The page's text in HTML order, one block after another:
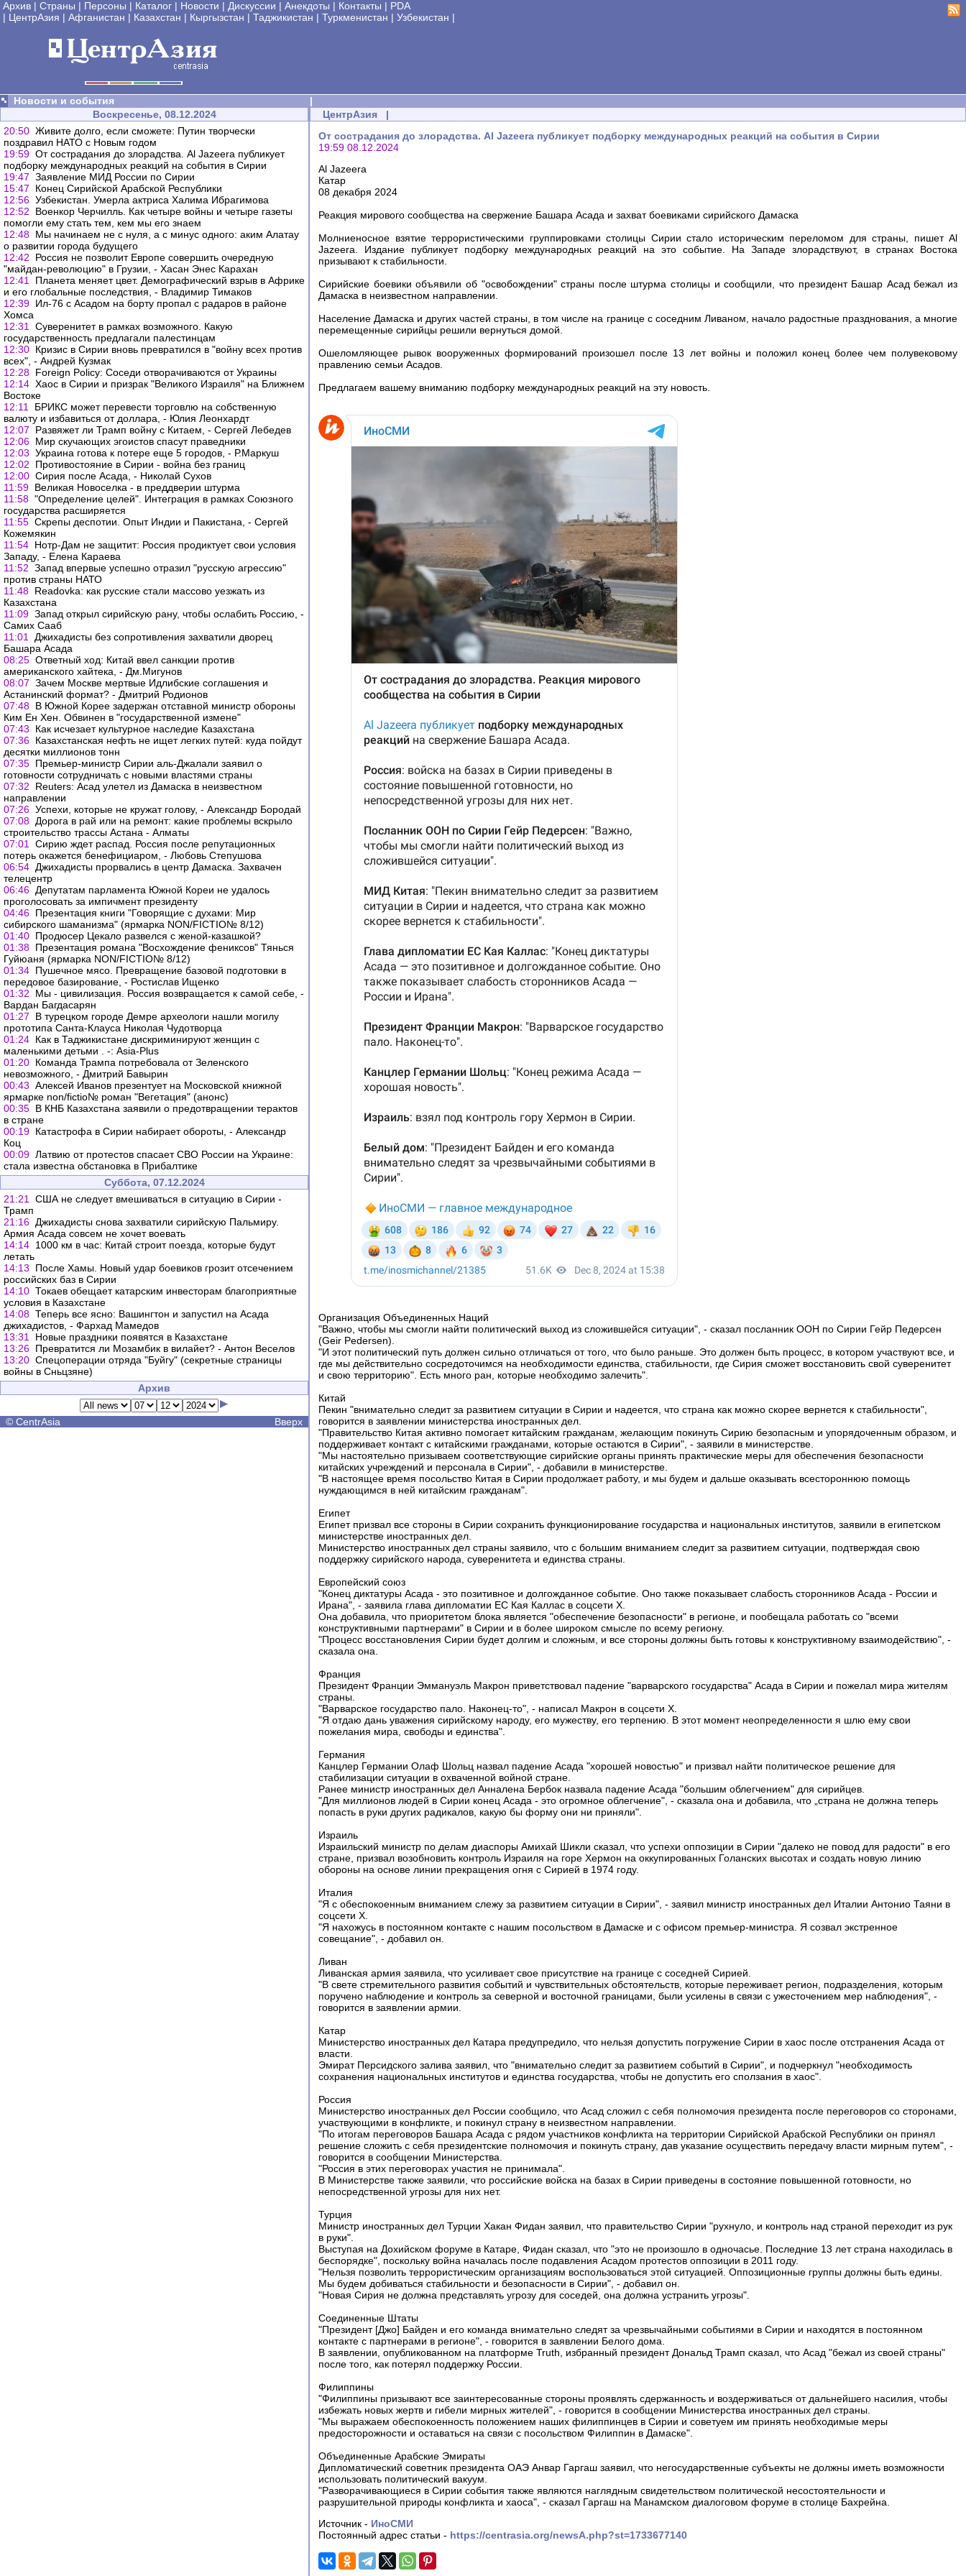
Архив | Страны | Персоны | Каталог | Новости | Дискуссии | Анекдоты | Контакты | PDA
| ЦентрАзия | Афганистан | Казахстан | Кыргызстан | Таджикистан | Туркменистан | Узбекистан |
Новости и события
|
Воскресенье, 08.12.2024
20:50 Живите долго, если сможете: Путин творчески
поздравил НАТО с Новым годом
19:59 От сострадания до злорадства. Al Jazeera публикует
подборку международных реакций на события в Сирии
19:47 Заявление МИД России по Сирии
15:47
Конец Сирийской Арабской Республики
12:56 Узбекистан. Умерла актриса Халима Ибрагимова
12:52
Военкор Черчилль. Как четыре войны и четыре газеты
помогли ему стать тем, кем мы его знаем
12:48 Мы начинаем не с нуля, а с минус одного: аким Алатау
о развитии города будущего
12:42
Россия не позволит Европе совершить очередную
"майдан-революцию" в Грузии, - Хасан Энес Карахан
12:41
Планета меняет цвет. Демографический взрыв в Африке
и его глобальные последствия, - Владимир Тимаков
12:39 Ил-76 с Асадом на борту пропал с радаров в районе
Хомса
12:31
Суверенитет в рамках возможного. Какую
государственность предлагали палестинцам
12:30 Кризис в Сирии вновь превратился в "войну всех против
всех", - Андрей Кузмак
12:28 Foreign Policy: Соседи отворачиваются от Украины
12:14 Хаос в Сирии и призрак "Великого Израиля" на Ближнем
Востоке
12:11
БРИКС может перевести торговлю на собственную
валюту и избавиться от доллара, - Юлия Леонхардт
12:07
Развяжет ли Трамп войну с Китаем, - Сергей Лебедев
12:06 Мир скучающих эгоистов спасут праведники
12:03 Украина готова к потере еще 5 городов, - Р.Маркуш
12:02
Противостояние в Сирии - война без границ
12:00 Сирия после Асада, - Николай Сухов
11:59 Великая Новоселка - в преддверии штурма
11:58 "Определение целей". Интеграция в рамках Союзного
государства расширяется
11:55 Скрепы деспотии. Опыт Индии и Пакистана, - Сергей
Кожемякин
11:54 Нотр-Дам не защитит: Россия продиктует свои условия
Западу, - Елена Караева
11:52 Запад впервые успешно отразил "русскую агрессию"
против страны НАТО
11:48 Readovka: как русские стали массово уезжать из
Казахстана
11:09 Запад открыл сирийскую рану, чтобы ослабить Россию, -
Самих Сааб
11:01
Джихадисты без сопротивления захватили дворец
Башара Асада
08:25 Ответный ход: Китай ввел санкции против
американского хайтека, - Дм.Мигунов
08:07 Зачем Москве мертвые Идлибские соглашения и
Астанинский формат? - Дмитрий Родионов
07:48 В Южной Корее задержан отставной министр обороны
Ким Ен Хен. Обвинен в "государственной измене"
07:43
Как исчезает культурное наследие Казахстана
07:36 Казахстанская нефть не ищет легких путей: куда пойдут
десятки миллионов тонн
07:35 Премьер-министр Сирии аль-Джалали заявил о
готовности сотрудничать с новыми властями страны
07:32
Reuters: Асад улетел из Дамаска в неизвестном
направлении
07:26 Успехи, которые не кружат голову, - Александр Бородай
07:08 Дорога в рай или на ремонт: какие проблемы вскрыло
строительство трассы Астана - Алматы
07:01
Сирию ждет распад. Россия после репутационных
потерь окажется бенефициаром, - Любовь Степушова
06:54 Джихадисты прорвались в центр Дамаска. Захвачен
телецентр
06:46 Депутатам парламента Южной Кореи не удалось
проголосовать за импичмент президенту
04:46 Презентация книги "Говорящие с духами: Мир
сибирского шаманизма" (ярмарка NON/FICTIO№ 8/12)
01:40 Продюсер Цекало развелся с женой-казашкой?
01:38 Презентация романа "Восхождение фениксов" Тянься
Гуйюаня (ярмарка NON/FICTIO№ 8/12)
01:34 Пушечное мясо. Превращение базовой подготовки в
передовое базирование, - Ростислав Ищенко
01:32
Мы - цивилизация. Россия возвращается к самой себе, -
Вардан Багдасарян
01:27
В турецком городе Демре археологи нашли могилу
прототипа Санта-Клауса Николая Чудотворца
01:24 Как в Таджикистане дискриминируют женщин с
маленькими детьми . -: Asia-Plus
01:20 Команда Трампа потребовала от Зеленского
невозможного, - Дмитрий Бавырин
00:43 Алексей Иванов презентует на Московской книжной
ярмарке non/fictio№ роман "Вегетация" (анонс)
00:35 В КНБ Казахстана заявили о предотвращении терактов
в стране
00:19 Катастрофа в Сирии набирает обороты, - Александр
Коц
00:09 Латвию от протестов спасает СВО России на Украине:
стала известна обстановка в Прибалтике
Суббота, 07.12.2024
21:21
США не следует вмешиваться в ситуацию в Сирии -
Трамп
21:16 Джихадисты снова захватили сирийскую Пальмиру.
Армия Асада совсем не хочет воевать
14:14 1000 км в час: Китай строит поезда, которые будут
летать
14:13
После Хамы. Новый удар боевиков грозит отсечением
российских баз в Сирии
14:10 Токаев обещает катарским инвесторам благоприятные
условия в Казахстане
14:08 Теперь все ясно: Вашингтон и запустил на Асада
джихадистов, - Фархад Мамедов
13:31
Новые праздники появятся в Казахстане
13:26 Превратится ли Мозамбик в вилайет? - Антон Веселов
13:20 Спецоперации отряда "Буйгу" (секретные страницы
войны в Сньцзяне)
Архив
© CentrAsia Вверх
ЦентрАзия |
От сострадания до злорадства. Al Jazeera публикует подборку международных реакций на события в Сирии
19:59 08.12.2024
Al Jazeera
Катар
08 декабря 2024
Реакция мирового сообщества на свержение Башара Асада и захват боевиками сирийского Дамаска
Молниеносное взятие террористическими группировками столицы Сирии стало историческим переломом для страны, пишет Al
Jazeera. Издание публикует подборку международных реакций на это событие. На Западе злорадствуют, в странах Востока
призывают к стабильности.
Сирийские боевики объявили об "освобождении" страны после штурма столицы и сообщили, что президент Башар Асад бежал из
Дамаска в неизвестном направлении.
Население Дамаска и других частей страны, в том числе на границе с соседним Ливаном, начало радостные празднования, а многие
перемещенные сирийцы решили вернуться домой.
Ошеломляющее рывок вооруженных формирований произошел после 13 лет войны и положил конец более чем полувековому
правлению семьи Асадов.
Предлагаем вашему вниманию подборку международных реакций на эту новость.
Организация Объединенных Наций
"Важно, чтобы мы смогли найти политический выход из сложившейся ситуации", - сказал посланник ООН по Сирии Гейр Педерсен
(Geir Pedersen).
"И этот политический путь должен сильно отличаться от того, что было раньше. Это должен быть процесс, в котором участвуют все, и
где мы действительно сосредоточимся на необходимости единства, стабильности, где Сирия сможет восстановить свой суверенитет
и свою территорию". Есть много ран, которые необходимо залечить".
Китай
Пекин "внимательно следит за развитием ситуации в Сирии и надеется, что страна как можно скорее вернется к стабильности",
говорится в заявлении министерства иностранных дел.
"Правительство Китая активно помогает китайским гражданам, желающим покинуть Сирию безопасным и упорядоченным образом, и
поддерживает контакт с китайскими гражданами, которые остаются в Сирии", - заявили в министерстве.
"Мы настоятельно призываем соответствующие сирийские органы принять практические меры для обеспечения безопасности
китайских учреждений и персонала в Сирии", - добавили в министерстве.
"В настоящее время посольство Китая в Сирии продолжает работу, и мы будем и дальше оказывать всестороннюю помощь
нуждающимся в ней китайским гражданам".
Египет
Египет призвал все стороны в Сирии сохранить функционирование государства и национальных институтов, заявили в египетском
министерстве иностранных дел.
Министерство иностранных дел страны заявило, что с большим вниманием следит за развитием ситуации, подтверждая свою
поддержку сирийского народа, суверенитета и единства страны.
Европейский союз
"Конец диктатуры Асада - это позитивное и долгожданное событие. Оно также показывает слабость сторонников Асада - России и
Ирана", - заявила глава дипломатии ЕС Кая Каллас в соцсети X.
Она добавила, что приоритетом блока является "обеспечение безопасности" в регионе, и пообещала работать со "всеми
конструктивными партнерами" в Сирии и в более широком смысле по всему региону.
"Процесс восстановления Сирии будет долгим и сложным, и все стороны должны быть готовы к конструктивному взаимодействию", -
сказала она.
Франция
Президент Франции Эммануэль Макрон приветствовал падение "варварского государства" Асада в Сирии и пожелал мира жителям
страны.
"Варварское государство пало. Наконец-то", - написал Макрон в соцсети X.
"Я отдаю дань уважения сирийскому народу, его мужеству, его терпению. В этот момент неопределенности я шлю ему свои
пожелания мира, свободы и единства".
Германия
Канцлер Германии Олаф Шольц назвал падение Асада "хорошей новостью" и призвал найти политическое решение для
стабилизации ситуации в охваченной войной стране.
Ранее министр иностранных дел Анналена Бербок назвала падение Асада "большим облегчением" для сирийцев.
"Для миллионов людей в Сирии конец Асада - это огромное облегчение", - сказала она и добавила, что „страна не должна теперь
попасть в руки других радикалов, какую бы форму они ни приняли".
Израиль
Израильский министр по делам диаспоры Амихай Шикли сказал, что успехи оппозиции в Сирии "далеко не повод для радости" в его
стране, призвал возобновить контроль Израиля на горе Хермон на оккупированных Голанских высотах и создать новую линию
обороны на основе линии прекращения огня с Сирией в 1974 году.
Италия
"Я с обеспокоенным вниманием слежу за развитием ситуации в Сирии", - заявил министр иностранных дел Италии Антонио Таяни в
соцсети X.
"Я нахожусь в постоянном контакте с нашим посольством в Дамаске и с офисом премьер-министра. Я созвал экстренное
совещание", - добавил он.
Ливан
Ливанская армия заявила, что усиливает свое присутствие на границе с соседней Сирией.
"В свете стремительного развития событий и чувствительных обстоятельств, которые переживает регион, подразделения, которым
поручено наблюдение и контроль за северной и восточной границами, были усилены в связи с ужесточением мер наблюдения", -
говорится в заявлении армии.
Катар
Министерство иностранных дел Катара предупредило, что нельзя допустить погружение Сирии в хаос после отстранения Асада от
власти.
Эмират Персидского залива заявил, что "внимательно следит за развитием событий в Сирии", и подчеркнул "необходимость
сохранения национальных институтов и единства государства, чтобы не допустить его сползания в хаос".
Россия
Министерство иностранных дел России сообщило, что Асад сложил с себя полномочия президента после переговоров со сторонами,
участвующими в конфликте, и покинул страну в неизвестном направлении.
"По итогам переговоров Башара Асада с рядом участников конфликта на территории Сирийской Арабской Республики он принял
решение сложить с себя президентские полномочия и покинуть страну, дав указание осуществить передачу власти мирным путем", -
говорится в сообщении Министерства.
"Россия в этих переговорах участия не принимала".
В Министерстве также заявили, что российские войска на базах в Сирии приведены в состояние повышенной готовности, но
непосредственной угрозы для них нет.
Турция
Министр иностранных дел Турции Хакан Фидан заявил, что правительство Сирии "рухнуло, и контроль над страной переходит из рук
в руки".
Выступая на Дохийском форуме в Катаре, Фидан сказал, что "это не произошло в одночасье. Последние 13 лет страна находилась в
беспорядке", поскольку война началась после подавления Асадом протестов оппозиции в 2011 году.
"Нельзя позволить террористическим организациям воспользоваться этой ситуацией. Оппозиционные группы должны быть едины.
Мы будем добиваться стабильности и безопасности в Сирии", - добавил он.
"Новая Сирия не должна представлять угрозу для соседей, она должна устранить угрозы".
Соединенные Штаты
"Президент [Джо] Байден и его команда внимательно следят за чрезвычайными событиями в Сирии и находятся в постоянном
контакте с партнерами в регионе", - говорится в заявлении Белого дома.
В заявлении, опубликованном на платформе Truth, избранный президент Дональд Трамп сказал, что Асад "бежал из своей страны"
после того, как потерял поддержку России.
Филиппины
"Филиппины призывают все заинтересованные стороны проявлять сдержанность и воздерживаться от дальнейшего насилия, чтобы
избежать новых жертв и гибели мирных жителей", - говорится в сообщении Министерства иностранных дел страны.
"Мы выражаем обеспокоенность положением наших филиппинцев в Сирии и советуем им принять необходимые меры
предосторожности и оставаться на связи с посольством Филиппин в Дамаске".
Объединенные Арабские Эмираты
Дипломатический советник президента ОАЭ Анвар Гаргаш заявил, что негосударственные субъекты не должны иметь возможности
использовать политический вакуум.
"Разворачивающиеся в Сирии события также являются наглядным свидетельством политической несостоятельности и
разрушительной природы конфликта и хаоса", - сказал Гаргаш на Манамском диалоговом форуме в столице Бахрейна.
Источник - ИноСМИ
Постоянный адрес статьи - https://centrasia.org/newsA.php?st=1733677140